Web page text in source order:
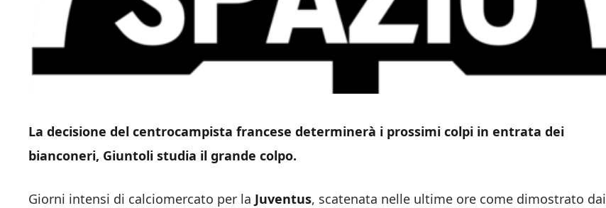
La decisione del centrocampista francese determinerà i prossimi colpi in entrata dei
bianconeri, Giuntoli studia il grande colpo.
Giorni intensi di calciomercato per la Juventus, scatenata nelle ultime ore come dimostrato dai